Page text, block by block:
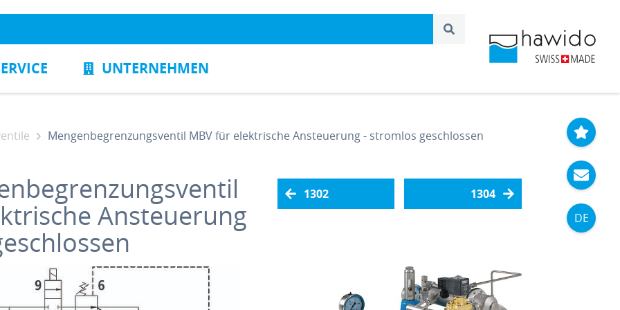
UNTERNEHMEN
DE
Mengenbegrenzungsventil MBV für elektrische Ansteuerung - stromlos geschlossen
1302 1304
Ansteuerung